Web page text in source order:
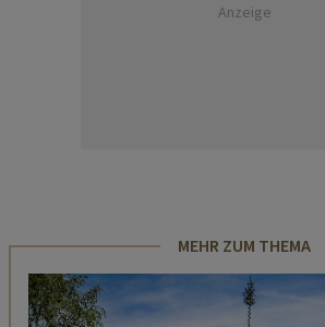
Anzeige
MEHR ZUM THEMA